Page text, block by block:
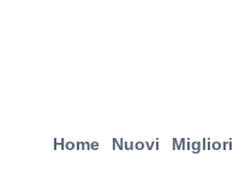
Home Nuovi Migliori